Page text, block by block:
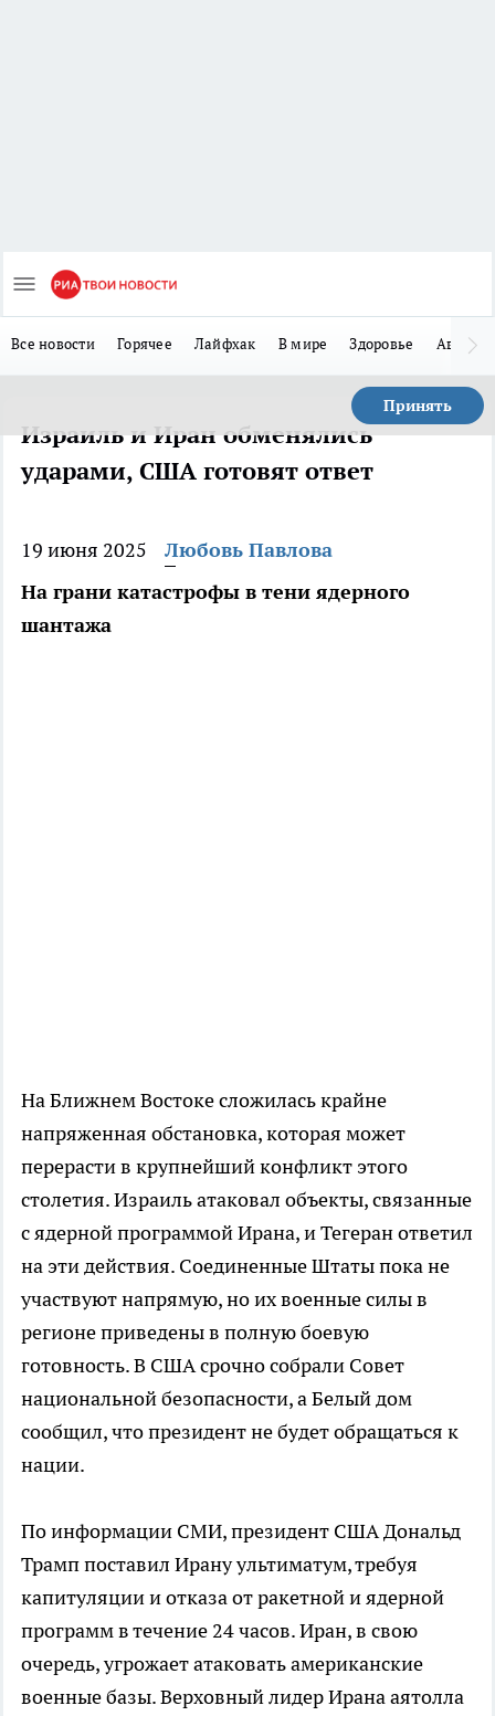
Все новости Горячее Лайфхак В мире Здоровье Авто
Принять
Израиль и Иран обменялись
ударами, США готовят ответ
19 июня 2025
Любовь Павлова
На грани катастрофы в тени ядерного
шантажа
На Ближнем Востоке сложилась крайне
напряженная обстановка, которая может
перерасти в крупнейший конфликт этого
столетия. Израиль атаковал объекты, связанные
с ядерной программой Ирана, и Тегеран ответил
на эти действия. Соединенные Штаты пока не
участвуют напрямую, но их военные силы в
регионе приведены в полную боевую
готовность. В США срочно собрали Совет
национальной безопасности, а Белый дом
сообщил, что президент не будет обращаться к
нации.
По информации СМИ, президент США Дональд
Трамп поставил Ирану ультиматум, требуя
капитуляции и отказа от ракетной и ядерной
программ в течение 24 часов. Иран, в свою
очередь, угрожает атаковать американские
военные базы. Верховный лидер Ирана аятолла